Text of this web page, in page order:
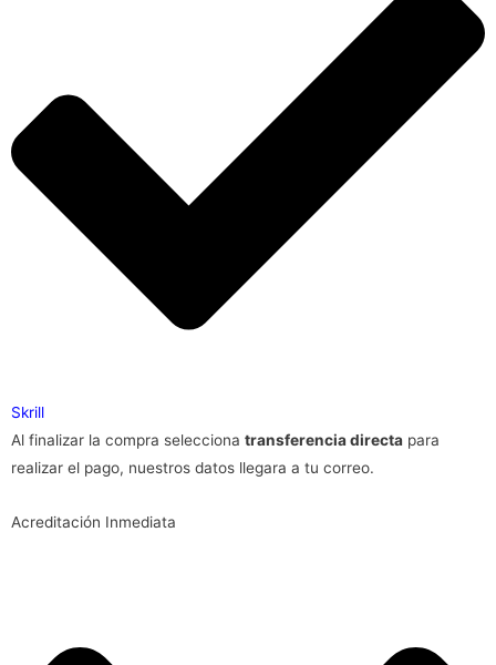
Skrill
Al finalizar la compra selecciona transferencia directa para
realizar el pago, nuestros datos llegara a tu correo.
Acreditación Inmediata